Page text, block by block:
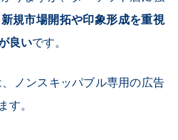
新規市場開拓や印象形成を重視
良いです。
ノンスキッパブル専用の広告
。